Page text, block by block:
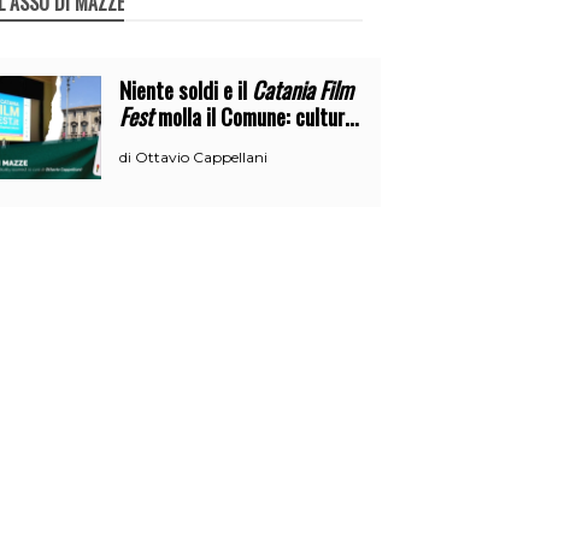
Niente soldi e ilCatania Film
Festmolla il Comune: cultura
di Ottavio Cappellani